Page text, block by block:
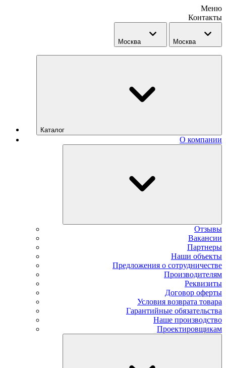
Меню
Контакты
Москва Москва
Каталог
О компании
Отзывы
Вакансии
Партнеры
Наши объекты
Предложения о сотрудничестве
Производителям
Реквизиты
Договор оферты
Условия возврата товара
Гарантийные обязательства
Наше производство
Проектировщикам